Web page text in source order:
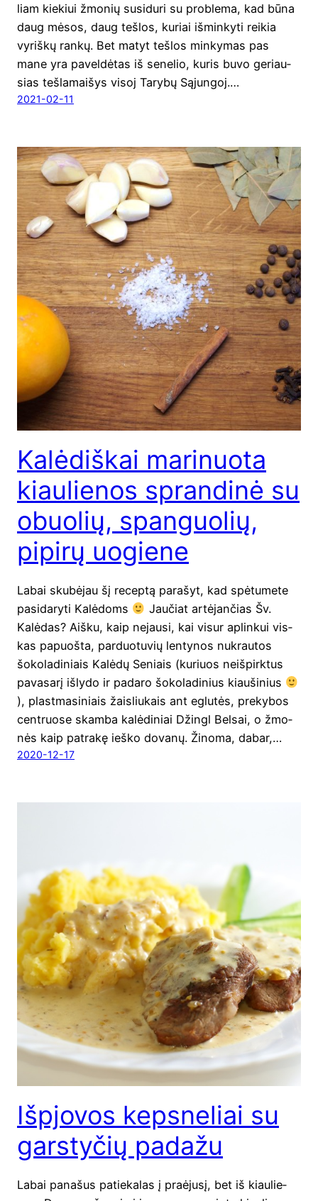
liam kie­kiui žmo­nių susi­du­ri su prob­le­ma, kad būna
daug mėsos, daug teš­los, kuriai išmin­ky­ti rei­kia
vyriš­kų ran­kų. Bet matyt teš­los min­ky­mas pas
mane yra pavel­dė­tas iš sene­lio, kuris buvo geriau­
sias teš­la­mai­šys visoj Tary­bų Sąjungoj.…
2021-02-11
Kalėdiškai marinuota
kiaulienos sprandinė su
obuolių, spanguolių,
pipirų uogiene
Labai sku­bė­jau šį recep­tą para­šyt, kad spė­tu­me­te
pasi­da­ry­ti Kalėdoms
Jau­čiat artė­jan­čias Šv.
Kalė­das? Aiš­ku, kaip nejau­si, kai visur aplin­kui vis­
kas papuoš­ta, par­duo­tu­vių len­ty­nos nukrau­tos
šoko­la­di­niais Kalė­dų Seniais (kuriuos neiš­pirk­tus
pava­sa­rį išly­do ir pada­ro šoko­la­di­nius kiau­ši­nius
), plast­ma­si­niais žai­sliu­kais ant eglu­tės, pre­ky­bos
cen­t­ruo­se skam­ba kalė­di­niai Džingl Bel­sai, o žmo­
nės kaip patra­kę ieš­ko dova­nų. Žino­ma, dabar,…
2020-12-17
Išpjovos kepsneliai su
garstyčių padažu
Labai pana­šus patie­ka­las į pra­ėju­sį, bet iš kiau­lie­